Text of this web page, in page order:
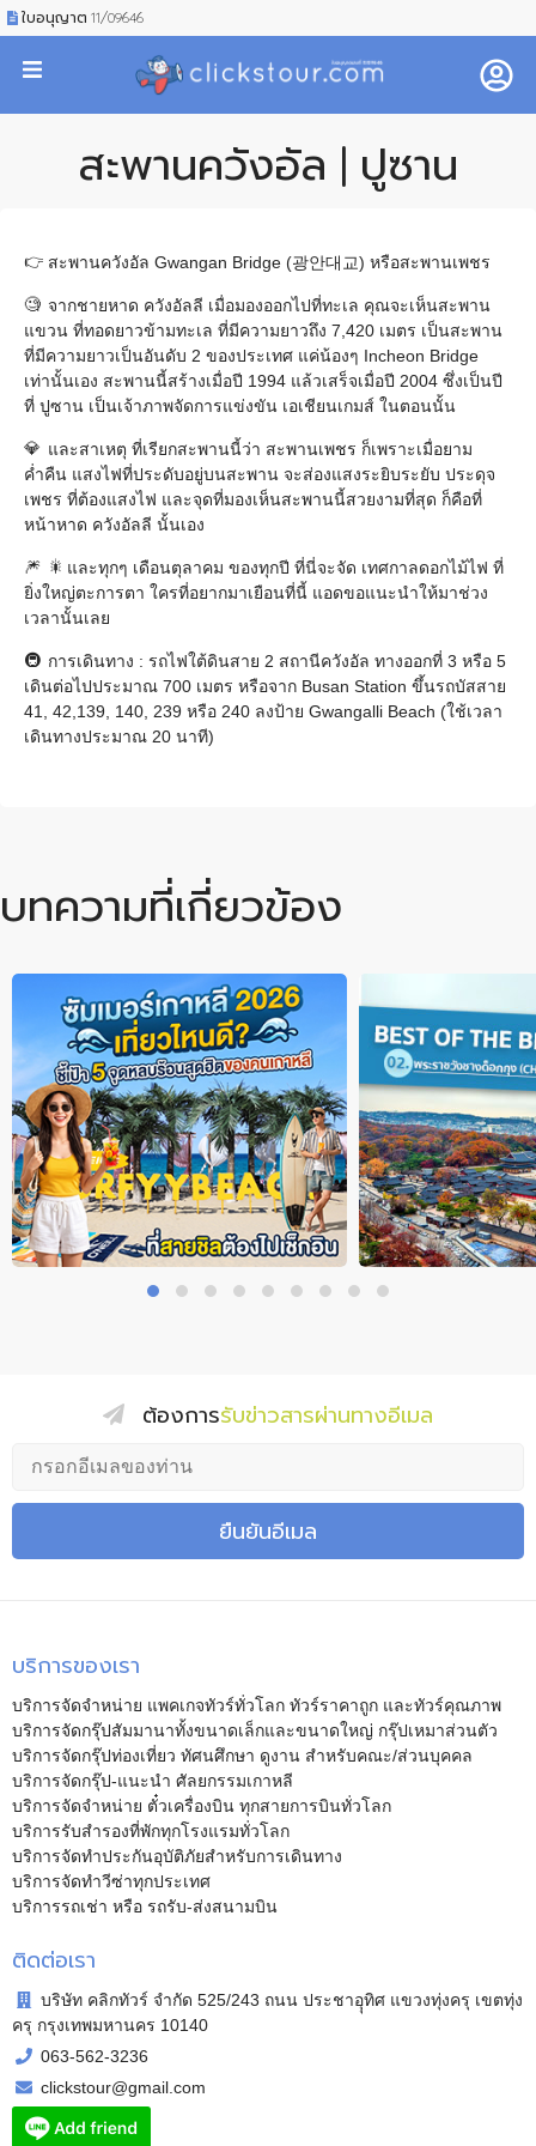
ใบอนุญาต 11/09646
สะพานควังอัล | ปูซาน
สะพานควังอัล Gwangan Bridge (광안대교) หรือสะพานเพชร
จากชายหาด ควังอัลลี เมื่อมองออกไปที่ทะเล คุณจะเห็นสะพาน
แขวน ที่ทอดยาวข้ามทะเล ที่มีความยาวถึง 7,420 เมตร เป็นสะพาน
ที่มีความยาวเป็นอันดับ 2 ของประเทศ แค่น้องๆ Incheon Bridge
เท่านั้นเอง สะพานนี้สร้างเมื่อปี 1994 แล้วเสร็จเมื่อปี 2004 ซึ่งเป็นปี
ที่ ปูซาน เป็นเจ้าภาพจัดการแข่งขัน เอเชียนเกมส์ ในตอนนั้น
และสาเหตุ ที่เรียกสะพานนี้ว่า สะพานเพชร ก็เพราะเมื่อยาม
ค่ำคืน แสงไฟที่ประดับอยู่บนสะพาน จะส่องแสงระยิบระยับ ประดุจ
เพชร ที่ต้องแสงไฟ และจุดที่มองเห็นสะพานนี้สวยงามที่สุด ก็คือที่
หน้าหาด ควังอัลลี นั้นเอง
และทุกๆ เดือนตุลาคม ของทุกปี ที่นี่จะจัด เทศกาลดอกไม้ไฟ ที่
ยิ่งใหญ่ตะการตา ใครที่อยากมาเยือนที่นี้ แอดขอแนะนำให้มาช่วง
เวลานั้นเลย
การเดินทาง : รถไฟใต้ดินสาย 2 สถานีควังอัล ทางออกที่ 3 หรือ 5
เดินต่อไปประมาณ 700 เมตร หรือจาก Busan Station ขึ้นรถบัสสาย
41, 42,139, 140, 239 หรือ 240 ลงป้าย Gwangalli Beach (ใช้เวลา
เดินทางประมาณ 20 นาที)
บทความที่เกี่ยวข้อง
ต้องการรับข่าวสารผ่านทางอีเมล
ยืนยันอีเมล
บริการของเรา
บริการจัดจำหน่าย แพคเกจทัวร์ทั่วโลก ทัวร์ราคาถูก และทัวร์คุณภาพ
บริการจัดกรุ๊ปสัมมานาทั้งขนาดเล็กและขนาดใหญ่ กรุ๊ปเหมาส่วนตัว
บริการจัดกรุ๊ปท่องเที่ยว ทัศนศึกษา ดูงาน สำหรับคณะ/ส่วนบุคคล
บริการจัดกรุ๊ป-แนะนำ ศัลยกรรมเกาหลี
บริการจัดจำหน่าย ตั๋วเครื่องบิน ทุกสายการบินทั่วโลก
บริการรับสำรองที่พักทุกโรงแรมทั่วโลก
บริการจัดทำประกันอุบัติภัยสำหรับการเดินทาง
บริการจัดทำวีซ่าทุกประเทศ
บริการรถเช่า หรือ รถรับ-ส่งสนามบิน
ติดต่อเรา
บริษัท คลิกทัวร์ จำกัด 525/243 ถนน ประชาอุุทิศ แขวงทุ่งครุ เขตทุ่ง
ครุ กรุงเทพมหานคร 10140
063-562-3236
clickstour@gmail.com